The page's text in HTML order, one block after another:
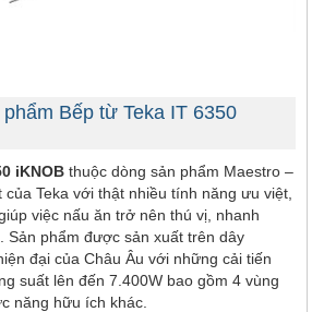
Bếp từ Teka IT 6350
iKNOB thuộc dòng sản phẩm Maestro –
Teka với thật nhiều tính năng ưu việt,
việc nấu ăn trở nên thú vị, nhanh
Sản phẩm được sản xuất trên dây
đại của Châu Âu với những cải tiến
suất lên đến 7.400W bao gồm 4 vùng
năng hữu ích khác.